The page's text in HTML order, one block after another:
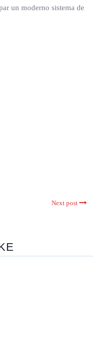
un moderno sistema de
Next post